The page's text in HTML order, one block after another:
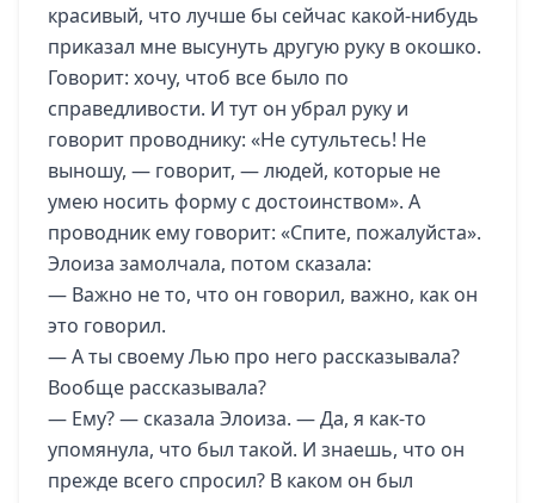
красивый, что лучше бы сейчас какой-нибудь
приказал мне высунуть другую руку в окошко.
Говорит: хочу, чтоб все было по
справедливости. И тут он убрал руку и
говорит проводнику: «Не сутультесь! Не
выношу, — говорит, — людей, которые не
умею носить форму с достоинством». А
проводник ему говорит: «Спите, пожалуйста».
Элоиза замолчала, потом сказала:
— Важно не то, что он говорил, важно, как он
это говорил.
— А ты своему Лью про него рассказывала?
Вообще рассказывала?
— Ему? — сказала Элоиза. — Да, я как-то
упомянула, что был такой. И знаешь, что он
прежде всего спросил? В каком он был